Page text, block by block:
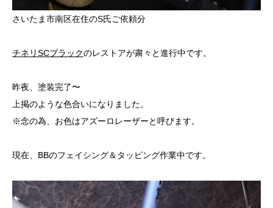
さいたま市南区在住のS氏ご依頼分
チネリSCブラックのレストアが粛々と進行中です。
昨夜、塗装完了〜
上掲のような色合いになりました。
※念の為、お色はアズーロレーザーと呼びます。
現在、BBのフェイシング＆タッピング作業中です。